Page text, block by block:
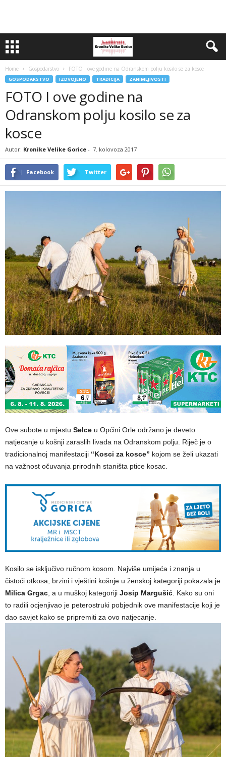
Home Gospodarstvo FOTO I ove godine na Odranskom polju kosilo se za kosce
GOSPODARSTVO IZDVOJENO TRADICIJA ZANIMLJIVOSTI
FOTO I ove godine na
Odranskom polju kosilo se za
kosce
Autor: Kronike Velike Gorice - 7. kolovoza 2017
Facebook Twitter
Ove subote u mjestu Selce u Općini Orle održano je deveto
natjecanje u košnji zaraslih livada na Odranskom polju. Riječ je o
tradicionalnoj manifestaciji “Kosci za kosce” kojom se želi ukazati
na važnost očuvanja prirodnih staništa ptice kosac.
Kosilo se isključivo ručnom kosom. Najviše umijeća i znanja u
čistoći otkosa, brzini i vještini košnje u ženskoj kategoriji pokazala je
Milica Grgac , a u muškoj kategoriji Josip Margušić . Kako su oni
to radili ocjenjivao je peterostruki pobjednik ove manifestacije koji je
dao savjet kako se pripremiti za ovo natjecanje.